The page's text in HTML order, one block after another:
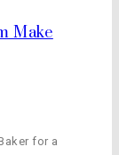
Make
for a